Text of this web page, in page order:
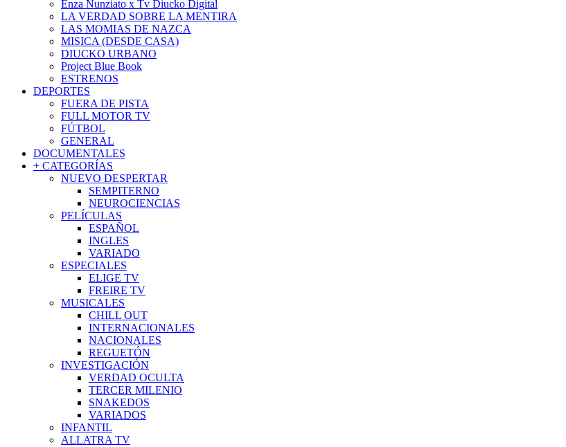
Enza Nunziato x Tv Diucko Digital
LA VERDAD SOBRE LA MENTIRA
LAS MOMIAS DE NAZCA
MISICA (DESDE CASA)
DIUCKO URBANO
Project Blue Book
ESTRENOS
DEPORTES
FUERA DE PISTA
FULL MOTOR TV
FÚTBOL
GENERAL
DOCUMENTALES
+ CATEGORÍAS
NUEVO DESPERTAR
SEMPITERNO
NEUROCIENCIAS
PELÍCULAS
ESPAÑOL
INGLES
VARIADO
ESPECIALES
ELIGE TV
FREIRE TV
MUSICALES
CHILL OUT
INTERNACIONALES
NACIONALES
REGUETÓN
INVESTIGACIÓN
VERDAD OCULTA
TERCER MILENIO
SNAKEDOS
VARIADOS
INFANTIL
ALLATRA TV